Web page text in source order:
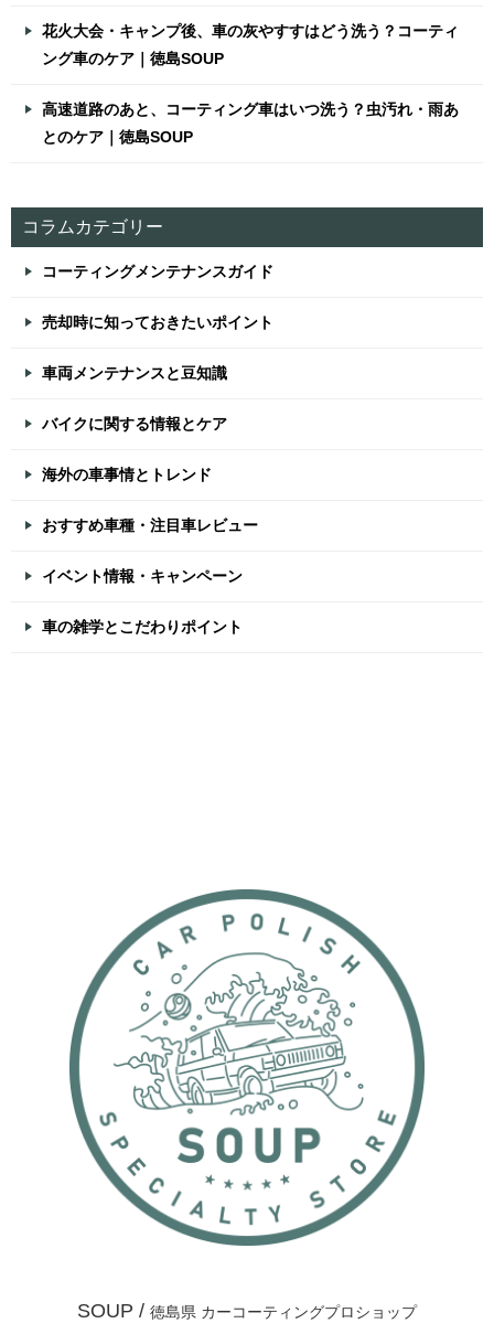
花火大会・キャンプ後、車の灰やすすはどう洗う？コーティ
ング車のケア｜徳島SOUP
高速道路のあと、コーティング車はいつ洗う？虫汚れ・雨あ
とのケア｜徳島SOUP
コラムカテゴリー
コーティングメンテナンスガイド
売却時に知っておきたいポイント
車両メンテナンスと豆知識
バイクに関する情報とケア
海外の車事情とトレンド
おすすめ車種・注目車レビュー
イベント情報・キャンペーン
車の雑学とこだわりポイント
SOUP / 徳島県 カーコーティングプロショップ